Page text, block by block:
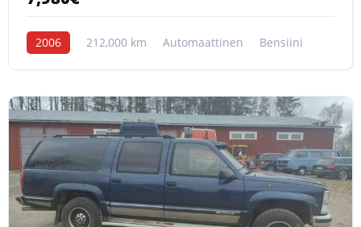
2006 212,000 km Automaattinen Bensiini